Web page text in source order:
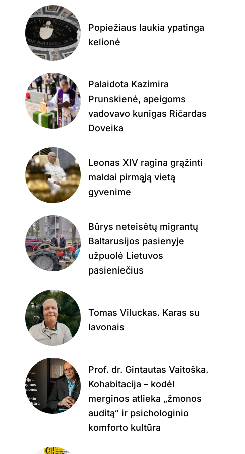
Popiežiaus laukia ypatinga
kelionė
Palaidota Kazimira
Prunskienė, apeigoms
vadovavo kunigas Ričardas
Doveika
Leonas XIV ragina grąžinti
maldai pirmąją vietą
gyvenime
Būrys neteisėtų migrantų
Baltarusijos pasienyje
užpuolė Lietuvos
pasieniečius
Tomas Viluckas. Karas su
lavonais
Prof. dr. Gintautas Vaitoška.
Kohabitacija – kodėl
merginos atlieka „žmonos
auditą“ ir psichologinio
komforto kultūra